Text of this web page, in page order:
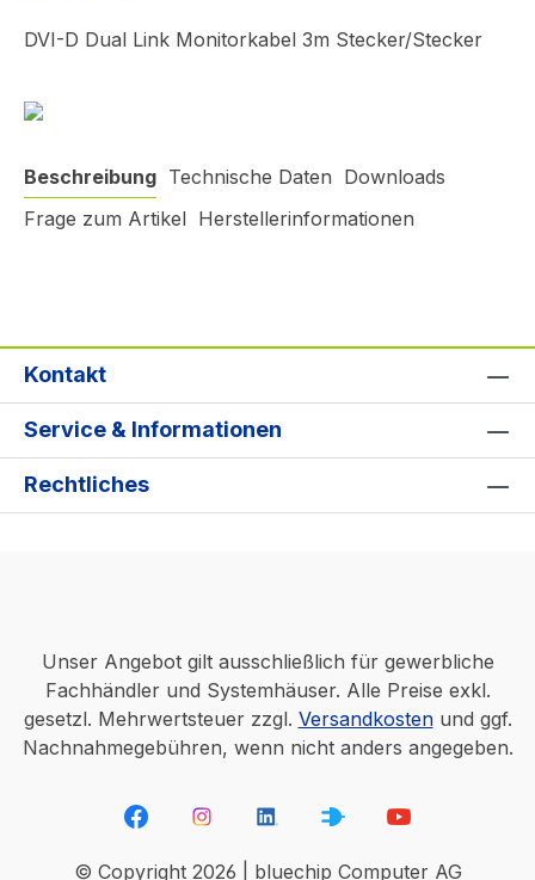
DVI-D Dual Link Monitorkabel 3m Stecker/Stecker
Beschreibung Technische Daten Downloads
Frage zum Artikel Herstellerinformationen
Kontakt
Service & Informationen
Rechtliches
Unser Angebot gilt ausschließlich für gewerbliche
Fachhändler und Systemhäuser. Alle Preise exkl.
gesetzl. Mehrwertsteuer zzgl. Versandkostenund ggf.
Nachnahmegebühren, wenn nicht anders angegeben.
© Copyright 2026 | bluechip Computer AG